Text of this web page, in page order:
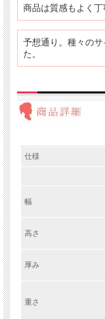
商品は質感もよく丁
予想通り。種々の
た。
仕様
幅
高さ
厚み
重さ